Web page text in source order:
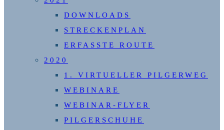
DOWNLOADS
STRECKENPLAN
ERFASSTE ROUTE
2020
1. VIRTUELLER PILGERWEG
WEBINARE
WEBINAR-FLYER
PILGERSCHUHE